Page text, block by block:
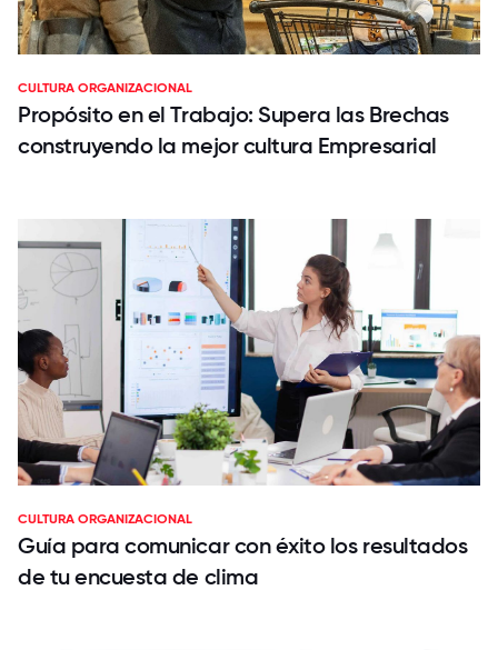
CULTURA ORGANIZACIONAL
Propósito en el Trabajo: Supera las Brechas
construyendo la mejor cultura Empresarial
CULTURA ORGANIZACIONAL
Guía para comunicar con éxito los resultados
de tu encuesta de clima